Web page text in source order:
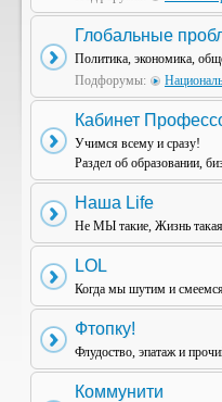
Глобальные
Политика, экономика,
Подфорумы:
Кабинет
Учимся всему и сразу!
Раздел об образовании,
Наша Life
Не МЫ такие, Жизнь
LOL
Когда мы шутим и
Фтопку!
Флудоство, эпатаж и
Коммунити